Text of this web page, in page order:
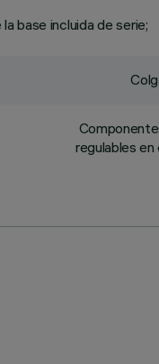
base incluida de serie;
regulables en